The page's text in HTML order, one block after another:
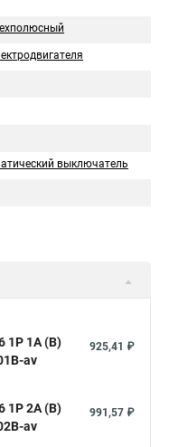
выключатель
1P 1A (B)
av
925,41 ₽
1P 2A (B)
av
991,57 ₽